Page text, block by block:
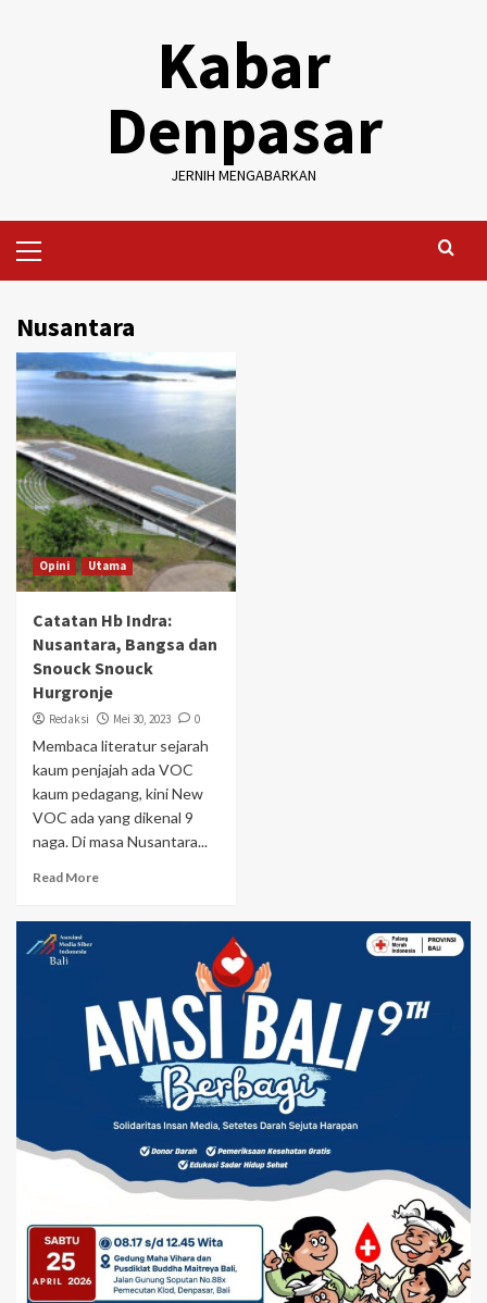
Kabar
Denpasar
JERNIH MENGABARKAN
Menu
Nusantara
Opini Utama
Catatan Hb Indra:
Nusantara, Bangsa dan
Snouck Snouck
Hurgronje
Redaksi Mei 30, 2023 0
Membaca literatur sejarah
kaum penjajah ada VOC
kaum pedagang, kini New
VOC ada yang dikenal 9
naga. Di masa Nusantara...
Read More